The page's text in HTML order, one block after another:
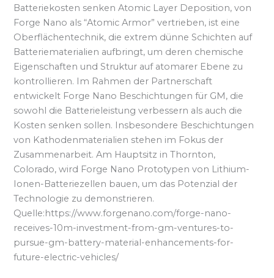
Batteriekosten senken Atomic Layer Deposition, von
Forge Nano als “Atomic Armor” vertrieben, ist eine
Oberflächentechnik, die extrem dünne Schichten auf
Batteriematerialien aufbringt, um deren chemische
Eigenschaften und Struktur auf atomarer Ebene zu
kontrollieren. Im Rahmen der Partnerschaft
entwickelt Forge Nano Beschichtungen für GM, die
sowohl die Batterieleistung verbessern als auch die
Kosten senken sollen. Insbesondere Beschichtungen
von Kathodenmaterialien stehen im Fokus der
Zusammenarbeit. Am Hauptsitz in Thornton,
Colorado, wird Forge Nano Prototypen von Lithium-
Ionen-Batteriezellen bauen, um das Potenzial der
Technologie zu demonstrieren.
Quelle:https://www.forgenano.com/forge-nano-
receives-10m-investment-from-gm-ventures-to-
pursue-gm-battery-material-enhancements-for-
future-electric-vehicles/